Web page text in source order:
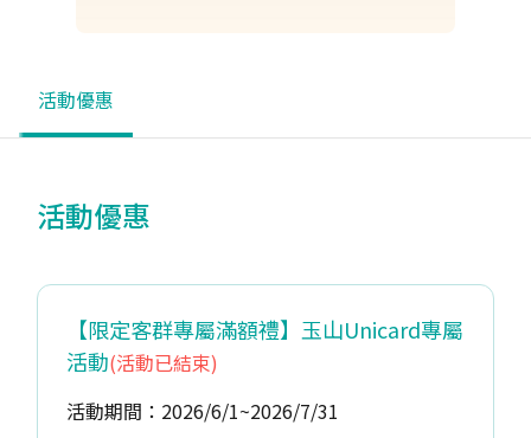
活動優惠
活動優惠
【限定客群專屬滿額禮】玉山Unicard專屬
活動(活動已結束)
活動期間：2026/6/1~2026/7/31